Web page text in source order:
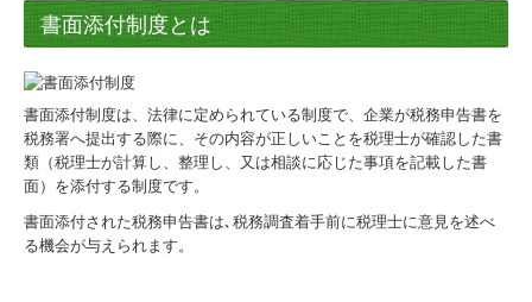
医療機関の皆さまへ
スタッフインタビュー
監査担当の一日
入社したら…
書面添付制度とは
書面添付制度は、法律に定められている制度で、企業が税務申告書を
税務署へ提出する際に、その内容が正しいことを税理士が確認した書
類（税理士が計算し、整理し、又は相談に応じた事項を記載した書
面）を添付する制度です。
書面添付された税務申告書は､税務調査着手前に税理士に意見を述べ
る機会が与えられます。